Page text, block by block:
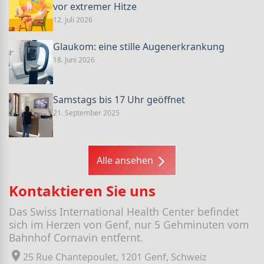
vor extremer Hitze
12. Juli 2026
Glaukom: eine stille Augenerkrankung
18. Juni 2026
Samstags bis 17 Uhr geöffnet
21. September 2025
Alle ansehen
Kontaktieren Sie uns
Das Swiss International Health Center befindet
sich im Herzen von Genf, nur 5 Gehminuten vom
Bahnhof Cornavin entfernt.
25 Rue Chantepoulet, 1201 Genf, Schweiz